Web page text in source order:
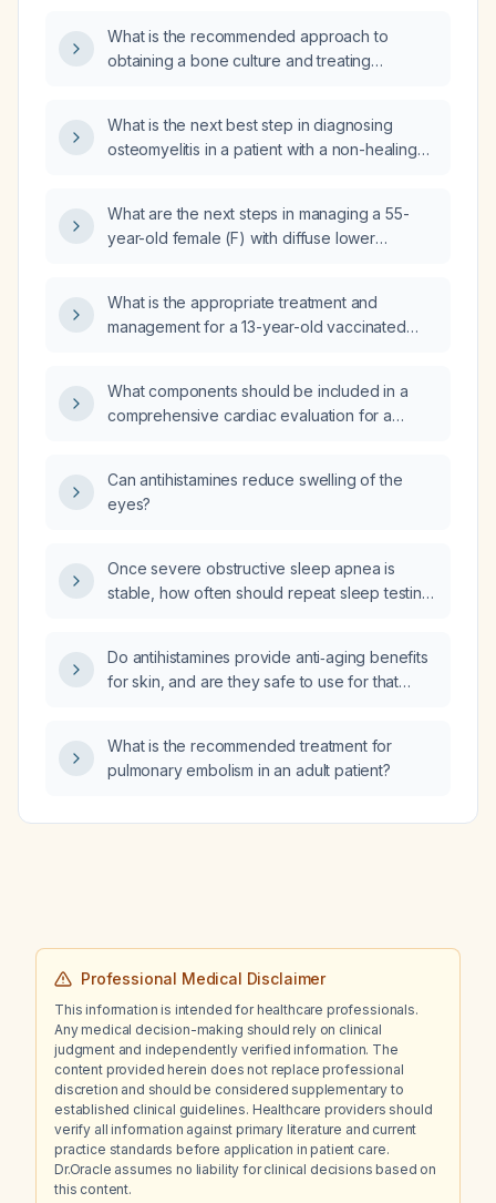
What is the recommended approach to
obtaining a bone culture and treating
What is the next best step in diagnosing
osteomyelitis in a patient with a non-healing
What are the next steps in managing a 55-
year-old female (F) with diffuse lower
Reactive Protein (CRP), negative Antinuclear
Antibody (ANA) test, and negative
What is the appropriate treatment and
management for a 13-year-old vaccinated
What components should be included in a
comprehensive cardiac evaluation for a
Can antihistamines reduce swelling of the
eyes?
Once severe obstructive sleep apnea is
stable, how often should repeat sleep testing
Do antihistamines provide anti‑aging benefits
for skin, and are they safe to use for that
What is the recommended treatment for
pulmonary embolism in an adult patient?
Professional Medical Disclaimer
This information is intended for healthcare professionals.
Any medical decision-making should rely on clinical
judgment and independently verified information. The
content provided herein does not replace professional
discretion and should be considered supplementary to
established clinical guidelines. Healthcare providers should
verify all information against primary literature and current
practice standards before application in patient care.
Dr.Oracle assumes no liability for clinical decisions based on
this content.